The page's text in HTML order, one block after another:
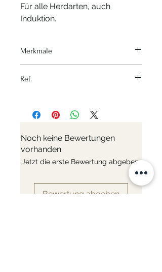
Für alle Herdarten, auch
Induktion.
Merkmale
Backöfen
Materialien - Edelstahl
Fester oder abnehmbarer Griff -
Fest
Mit oder ohne Deckel - Ohne
Deckel
Ref.
Noch keine Bewertungen
vorhanden
Jetzt die erste Bewertung abgeben.
Bewertung abgeben